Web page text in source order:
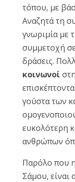
τόπου, με
Αναζητά τη
γνωριμία με
συμμετοχή
δράσεις.
κοινωνοί
γούστα των
ευκολότερη
ανθρώπων
Παρόλο που
Σάμου, είναι